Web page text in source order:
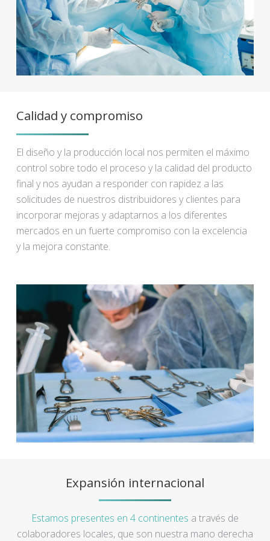
Calidad y compromiso
El diseño y la producción local nos permiten el máximo
control sobre todo el proceso y la calidad del producto
final y nos ayudan a responder con rapidez a las
solicitudes de nuestros distribuidores y clientes para
incorporar mejoras y adaptarnos a los diferentes
mercados en un fuerte compromiso con la excelencia
y la mejora constante.
Expansión internacional
Estamos presentes en 4 continentes a través de
colaboradores locales, que son nuestra mano derecha